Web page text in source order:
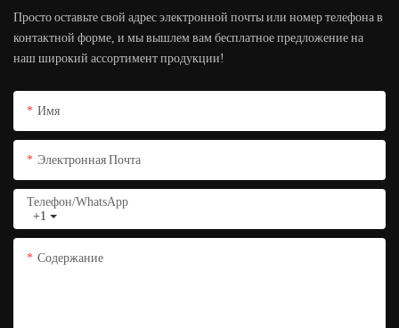
Просто оставьте свой адрес электронной почты или номер телефона в
контактной форме, и мы вышлем вам бесплатное предложение на
наш широкий ассортимент продукции!
Имя
Электронная Почта
+1
Телефон/WhatsApp
Содержание